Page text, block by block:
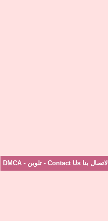
الاتصال بنا Contact Us - تلوين -
DMCA